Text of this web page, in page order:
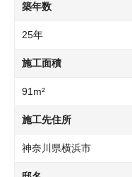
築年数
25年
施工面積
91m²
施工先住所
神奈川県横浜市